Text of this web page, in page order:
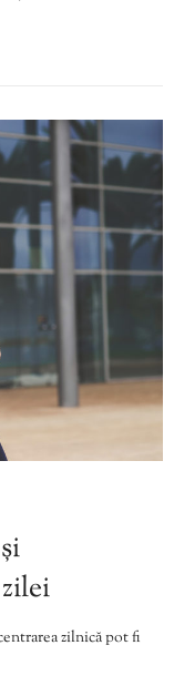
zilnică pot fi